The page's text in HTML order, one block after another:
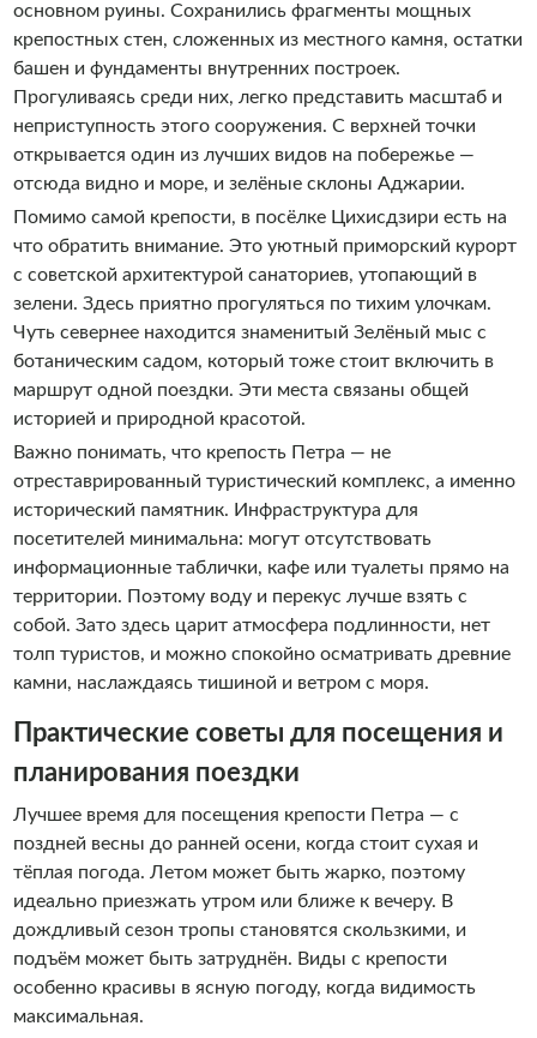
основном руины. Сохранились фрагменты мощных
крепостных стен, сложенных из местного камня, остатки
башен и фундаменты внутренних построек.
Прогуливаясь среди них, легко представить масштаб и
неприступность этого сооружения. С верхней точки
открывается один из лучших видов на побережье —
отсюда видно и море, и зелёные склоны Аджарии.
Помимо самой крепости, в посёлке Цихисдзири есть на
что обратить внимание. Это уютный приморский курорт
с советской архитектурой санаториев, утопающий в
зелени. Здесь приятно прогуляться по тихим улочкам.
Чуть севернее находится знаменитый Зелёный мыс с
ботаническим садом, который тоже стоит включить в
маршрут одной поездки. Эти места связаны общей
историей и природной красотой.
Важно понимать, что крепость Петра — не
отреставрированный туристический комплекс, а именно
исторический памятник. Инфраструктура для
посетителей минимальна: могут отсутствовать
информационные таблички, кафе или туалеты прямо на
территории. Поэтому воду и перекус лучше взять с
собой. Зато здесь царит атмосфера подлинности, нет
толп туристов, и можно спокойно осматривать древние
камни, наслаждаясь тишиной и ветром с моря.
Практические советы для посещения и
планирования поездки
Лучшее время для посещения крепости Петра — с
поздней весны до ранней осени, когда стоит сухая и
тёплая погода. Летом может быть жарко, поэтому
идеально приезжать утром или ближе к вечеру. В
дождливый сезон тропы становятся скользкими, и
подъём может быть затруднён. Виды с крепости
особенно красивы в ясную погоду, когда видимость
максимальная.